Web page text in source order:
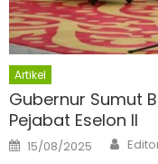
Artikel
Gubernur Sumut
Pejabat Eselon II
Posted
on
15/08/2025